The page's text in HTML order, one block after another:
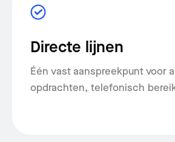
Directe lijnen
Één vast aanspreekpunt voor
opdrachten, telefonisch